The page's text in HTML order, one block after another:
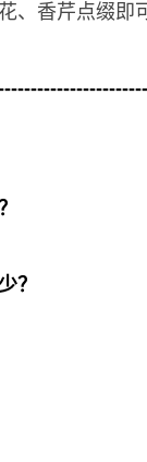
、香芹点缀即
？